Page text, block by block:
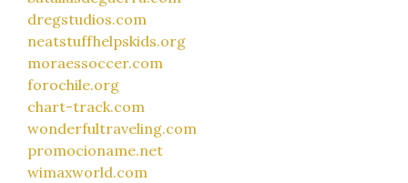
dregstudios.com
neatstuffhelpskids.org
moraessoccer.com
forochile.org
chart-track.com
wonderfultraveling.com
promocioname.net
wimaxworld.com